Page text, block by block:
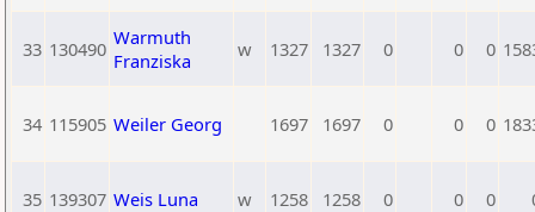
33 130490 Warmuth
Franziska
w 1327 1327 0 0 0
34 115905 Weiler Georg 1697 1697 0 0 0
35 139307 Weis Luna w 1258 1258 0 0 0